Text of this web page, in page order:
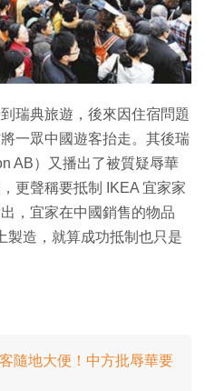
瑞典旅遊，後來因住宿問題
一眾中國遊客抬走。其後瑞
AB）又播出了被質疑辱華
更聲稱要抵制 IKEA 宜家家
，宜家在中國銷售的物品
製造，就算成功抵制也只是
隨地大便！中方批辱華要